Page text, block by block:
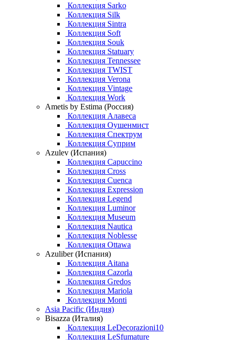
Коллекция Sarko
Коллекция Silk
Коллекция Sintra
Коллекция Soft
Коллекция Souk
Коллекция Statuary
Коллекция Tennessee
Коллекция TWIST
Коллекция Verona
Коллекция Vintage
Коллекция Work
Ametis by Estima (Россия)
Коллекция Алавеса
Коллекция Оушенмист
Коллекция Спектрум
Коллекция Суприм
Azulev (Испания)
Коллекция Capuccino
Коллекция Cross
Коллекция Cuenca
Коллекция Expression
Коллекция Legend
Коллекция Luminor
Коллекция Museum
Коллекция Nautica
Коллекция Noblesse
Коллекция Ottawa
Azuliber (Испания)
Коллекция Aitana
Коллекция Cazorla
Коллекция Gredos
Коллекция Mariola
Коллекция Monti
Asia Pacific (Индия)
Bisazza (Италия)
Коллекция LeDecorazioni10
Коллекция LeSfumature